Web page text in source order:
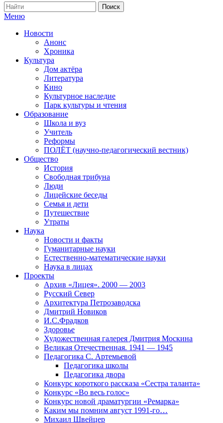
Меню
Новости
Анонс
Хроника
Культура
Дом актёра
Литература
Кино
Культурное наследие
Парк культуры и чтения
Образование
Школа и вуз
Учитель
Реформы
ПОЛЁТ (научно-педагогический вестник)
Общество
История
Свободная трибуна
Люди
Лицейские беседы
Семья и дети
Путешествие
Утраты
Наука
Новости и факты
Гуманитарные науки
Естественно-математические науки
Наука в лицах
Проекты
Архив «Лицея». 2000 — 2003
Русский Север
Архитектура Петрозаводска
Дмитрий Новиков
И.С.Фрадков
Здоровье
Художественная галерея Дмитрия Москина
Великая Отечественная. 1941 — 1945
Педагогика С. Артемьевой
Педагогика школы
Педагогика двора
Конкурс короткого рассказа «Сестра таланта»
Конкурс «Во весь голос»
Конкурс новой драматургии «Ремарка»
Каким мы помним август 1991-го…
Михаил Швейцер